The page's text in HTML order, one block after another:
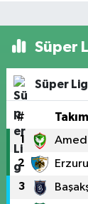
Süper
Süper Lig
# Takım
1 Amed
2
3